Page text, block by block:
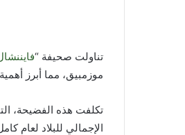
تناولت صحيفة “
موزمبيق، مما أبرز
تكلفت هذه الفضيحة،
الإجمالي للبلاد لعام